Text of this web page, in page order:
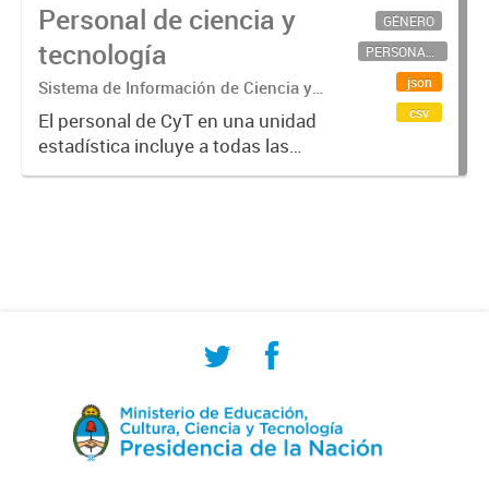
Personal de ciencia y
tecnología
Sistema de Información de Ciencia y
Tecnología Argentino (SICYTAR)
El personal de CyT en una unidad
estadística incluye a todas las
personas involucradas
GÉNERO
PERSONAL CIENTÍFICO-TECNOLÓGICO
json
csv